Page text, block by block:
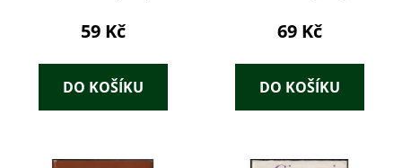
59 Kč
DO KOŠÍKU
69 Kč
DO KOŠÍKU